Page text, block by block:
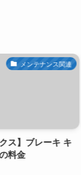
メンテナンス関連
ブレーキ キ
金